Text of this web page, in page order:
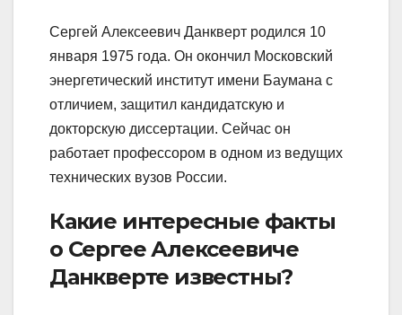
Сергей Алексеевич Данкверт родился 10
января 1975 года. Он окончил Московский
энергетический институт имени Баумана с
отличием, защитил кандидатскую и
докторскую диссертации. Сейчас он
работает профессором в одном из ведущих
технических вузов России.
Какие интересные факты
о Сергее Алексеевиче
Данкверте известны?